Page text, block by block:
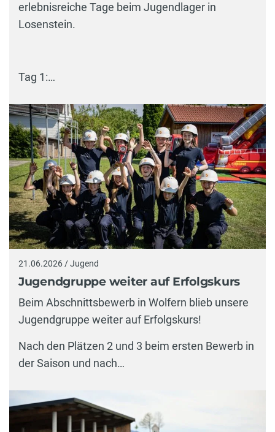
erlebnisreiche Tage beim Jugendlager in
Losenstein.
Tag 1:…
21.06.2026 / Jugend
Jugendgruppe weiter auf Erfolgskurs
Beim Abschnittsbewerb in Wolfern blieb unsere
Jugendgruppe weiter auf Erfolgskurs!
Nach den Plätzen 2 und 3 beim ersten Bewerb in
der Saison und nach…